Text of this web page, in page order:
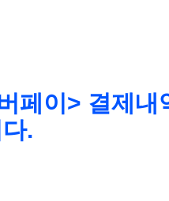
페이> 결제내
.